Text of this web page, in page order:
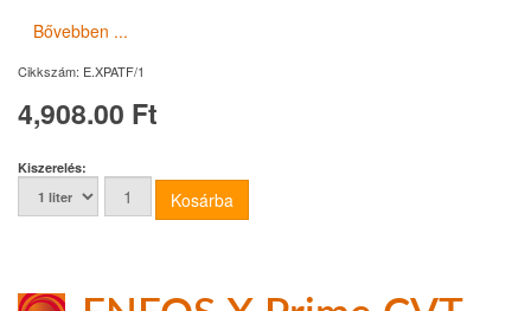
Bővebben ...
Cikkszám: E.XPATF/1
4,908.00 Ft
Kiszerelés: